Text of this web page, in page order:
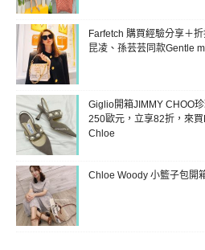
Farfetch 購買經驗分享＋
昆凌、孫芸芸同款Gentle
Giglio開箱JIMMY CHOO
250歐元，立享82折，來
Chloe
Chloe Woody 小籃子包開